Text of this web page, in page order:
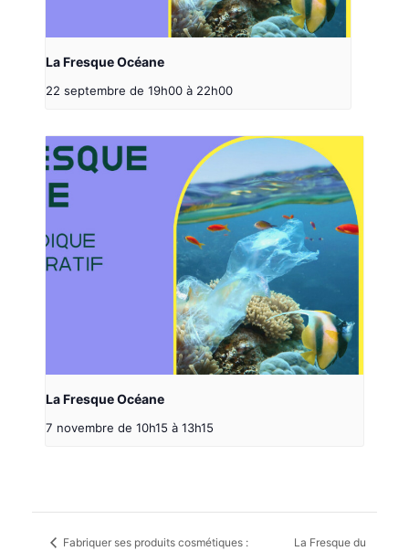
La Fresque Océane
22 septembre de 19h00 à 22h00
La Fresque Océane
7 novembre de 10h15 à 13h15
Fabriquer ses produits cosmétiques :
La Fresque du